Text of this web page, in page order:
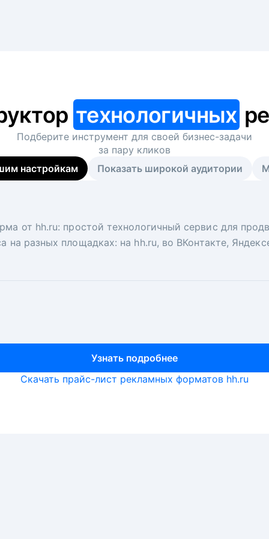
технологичных
Подберите инструмент для своей бизнес-задачи
за пару кликов
настройкам
Показать широкой аудитории
от hh.ru: простой технологичный сервис для
на разных площадках: на hh.ru, во ВКонтакте,
Узнать подробнее
вакансий на главной странице hh.ru.
ключ. Решите, сколько кандидатов и когда вам
рекрутеры и проектные менеджеры hh.ru с
Узнать подробнее
Скачать прайс-лист рекламных форматов hh.ru